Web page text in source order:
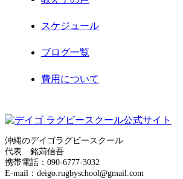
2020年12月
2020年11月
2020年8月
2020年7月
2020年5月
2020年4月
スケジュール
ブログ一覧
費用について
運営者情報
沖縄のデイゴラグビースクール
代表 銘苅信吾
携帯電話：090-6777-3032
E-mail：deigo.rugbyschool@gmail.com